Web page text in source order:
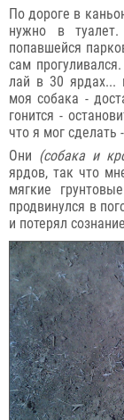
По дороге в
нужно в
попавшейся
сам
лай в 30 ярдах...
моя собака -
гонится -
что я мог сделать
Они (собака и
ярдов, так что
мягкие
продвинулся в
и потерял